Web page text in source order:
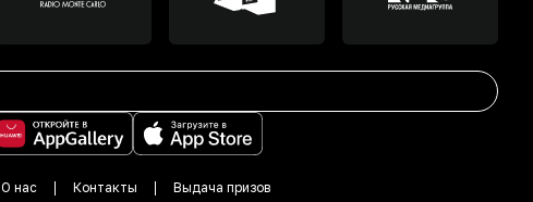
О нас Контакты Выдача призов